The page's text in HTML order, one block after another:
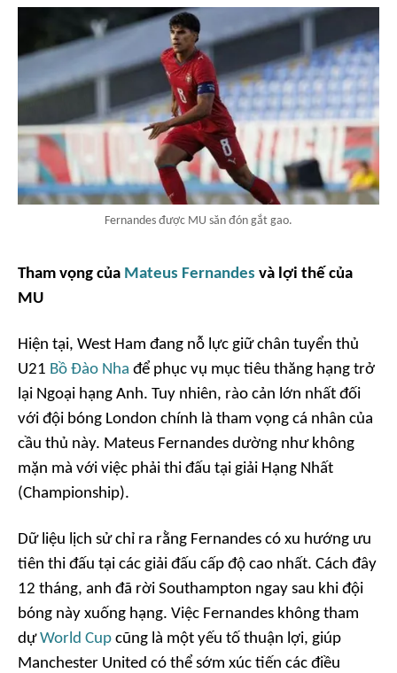
Fernandes được MU săn đón gắt gao.
Tham vọng của Mateus Fernandes và lợi thế của
MU
Hiện tại, West Ham đang nỗ lực giữ chân tuyển thủ
U21 Bồ Đào Nha để phục vụ mục tiêu thăng hạng trở
lại Ngoại hạng Anh. Tuy nhiên, rào cản lớn nhất đối
với đội bóng London chính là tham vọng cá nhân của
cầu thủ này. Mateus Fernandes dường như không
mặn mà với việc phải thi đấu tại giải Hạng Nhất
(Championship).
Dữ liệu lịch sử chỉ ra rằng Fernandes có xu hướng ưu
tiên thi đấu tại các giải đấu cấp độ cao nhất. Cách đây
12 tháng, anh đã rời Southampton ngay sau khi đội
bóng này xuống hạng. Việc Fernandes không tham
dựWorld Cup cũng là một yếu tố thuận lợi, giúp
Manchester United có thể sớm xúc tiến các điều